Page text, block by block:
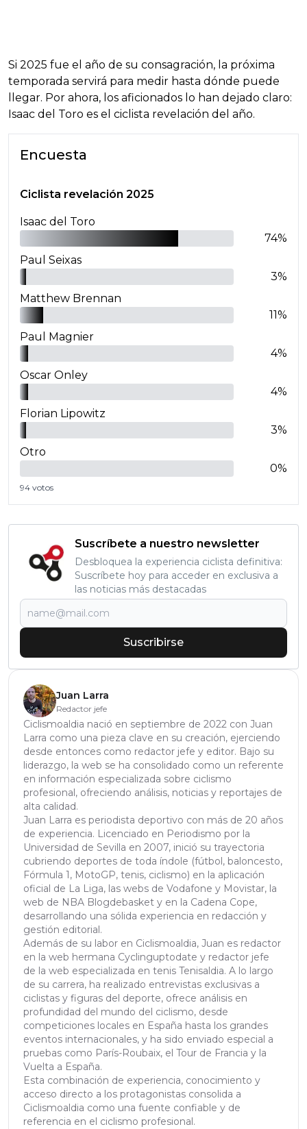
Si 2025 fue el año de su consagración, la próxima
temporada servirá para medir hasta dónde puede
llegar. Por ahora, los aficionados lo han dejado claro:
Isaac del Toro es el ciclista revelación del año.
Encuesta
Ciclista revelación 2025
Isaac del Toro
74%
Paul Seixas
3%
Matthew Brennan
11%
Paul Magnier
4%
Oscar Onley
4%
Florian Lipowitz
3%
Otro
0%
94 votos
Suscríbete a nuestro newsletter
Desbloquea la experiencia ciclista definitiva:
Suscríbete hoy para acceder en exclusiva a
las noticias más destacadas
Suscribirse
Juan Larra
Redactor jefe
Ciclismoaldia nació en septiembre de 2022 con Juan
Larra como una pieza clave en su creación, ejerciendo
desde entonces como redactor jefe y editor. Bajo su
liderazgo, la web se ha consolidado como un referente
en información especializada sobre ciclismo
profesional, ofreciendo análisis, noticias y reportajes de
alta calidad.
Juan Larra es periodista deportivo con más de 20 años
de experiencia. Licenciado en Periodismo por la
Universidad de Sevilla en 2007, inició su trayectoria
cubriendo deportes de toda índole (fútbol, baloncesto,
Fórmula 1, MotoGP, tenis, ciclismo) en la aplicación
oficial de La Liga, las webs de Vodafone y Movistar, la
web de NBA Blogdebasket y en la Cadena Cope,
desarrollando una sólida experiencia en redacción y
gestión editorial.
Además de su labor en Ciclismoaldia, Juan es redactor
en la web hermana Cyclinguptodate y redactor jefe
de la web especializada en tenis Tenisaldia. A lo largo
de su carrera, ha realizado entrevistas exclusivas a
ciclistas y figuras del deporte, ofrece análisis en
profundidad del mundo del ciclismo, desde
competiciones locales en España hasta los grandes
eventos internacionales, y ha sido enviado especial a
pruebas como París-Roubaix, el Tour de Francia y la
Vuelta a España.
Esta combinación de experiencia, conocimiento y
acceso directo a los protagonistas consolida a
Ciclismoaldia como una fuente confiable y de
referencia en el ciclismo profesional.